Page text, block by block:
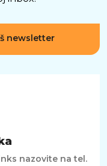
newsletter
nazovite na tel.